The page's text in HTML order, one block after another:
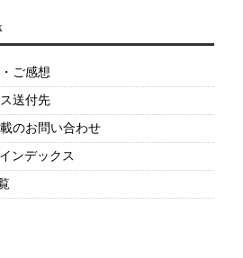
ご感想
送付先
のお問い合わせ
ンデックス